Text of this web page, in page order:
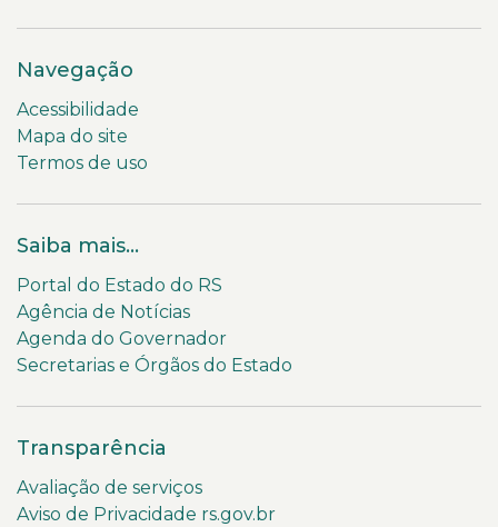
Navegação
Acessibilidade
Mapa do site
Termos de uso
Saiba mais...
Portal do Estado do RS
Agência de Notícias
Agenda do Governador
Secretarias e Órgãos do Estado
Transparência
Avaliação de serviços
Aviso de Privacidade rs.gov.br